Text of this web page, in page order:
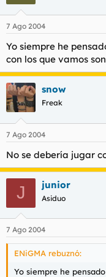
yo, para que vea que
jugar.... y no voy ni a
bastará con dejarle que
PD: Esta noche sólo
porros como barras de
Grácias.
7 Ago 2004
Yo siempre he
con los que vamos
snow
Freak
7 Ago 2004
No se debería jugar
J junior
Asiduo
7 Ago 2004
ENiGMA rebuznó:
Yo siempre he